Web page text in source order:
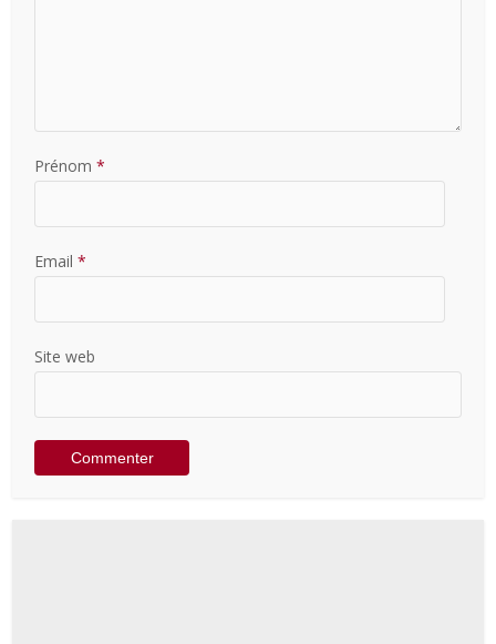
Prénom *
Email *
Site web